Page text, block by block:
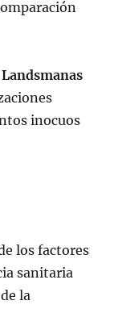
inocuos
los factores
sanitaria
la